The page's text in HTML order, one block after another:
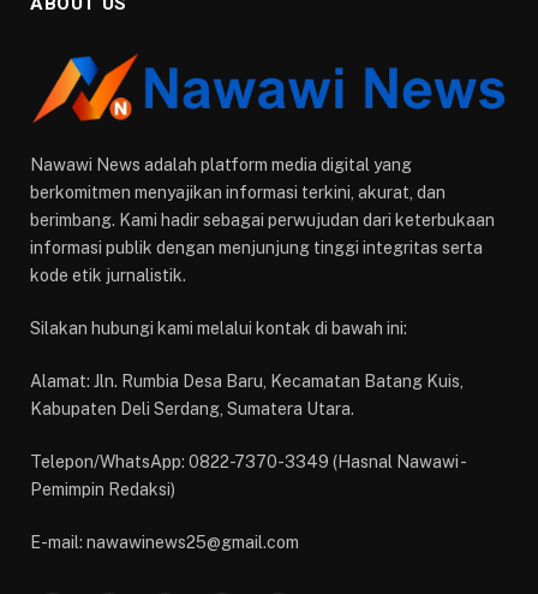
Nawawi News adalah platform media digital yang
berkomitmen menyajikan informasi terkini, akurat, dan
berimbang. Kami hadir sebagai perwujudan dari keterbukaan
informasi publik dengan menjunjung tinggi integritas serta
kode etik jurnalistik.
Silakan hubungi kami melalui kontak di bawah ini:
Alamat: Jln. Rumbia Desa Baru, Kecamatan Batang Kuis,
Kabupaten Deli Serdang, Sumatera Utara.
Telepon/WhatsApp: 0822-7370-3349 (Hasnal Nawawi -
Pemimpin Redaksi)
E-mail: nawawinews25@gmail.com